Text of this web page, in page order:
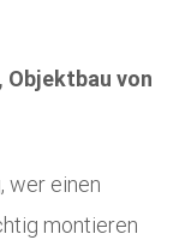
Objektbau von
wer einen
montieren